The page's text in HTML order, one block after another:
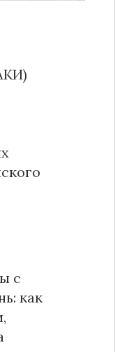
с
как